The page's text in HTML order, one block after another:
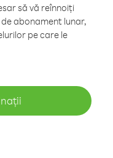
să vă reînnoiți
abonament lunar,
pe care le